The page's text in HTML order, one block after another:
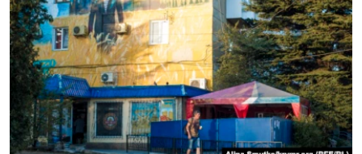
ПРОПАВШИЕ БЕЗ ВЕСТИ
ПОБЕДИТЕЛЕЙ НЕ СУДЯТ?
КРЫМ.НЕПОКОРЕННЫЙ
ELIFBE
УКРАИНСКАЯ ПРОБЛЕМА КРЫМА
ПРИСОЕДИНЯЙТЕСЬ!
Все сайты RFE/RL